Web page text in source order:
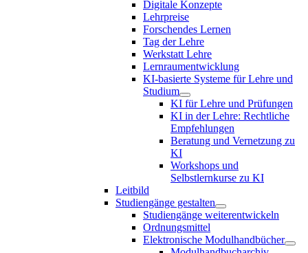
Digitale Konzepte
Lehrpreise
Forschendes Lernen
Tag der Lehre
Werkstatt Lehre
Lernraumentwicklung
KI-basierte Systeme für Lehre und
Studium
KI für Lehre und Prüfungen
KI in der Lehre: Rechtliche
Empfehlungen
Beratung und Vernetzung zu
KI
Workshops und
Selbstlernkurse zu KI
Leitbild
Studiengänge gestalten
Studiengänge weiterentwickeln
Ordnungsmittel
Elektronische Modulhandbücher